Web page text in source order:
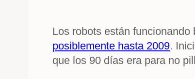
Los robots están
posiblemente hasta 2009.
que los 90 días era para no